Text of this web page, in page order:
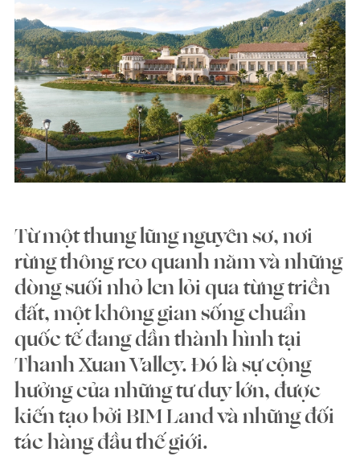
Từ một thung lũng nguyên sơ, nơi
rừng thông reo quanh năm và những
dòng suối nhỏ len lỏi qua từng triền
đất, một không gian sống chuẩn
quốc tế đang dần thành hình tại
Thanh Xuan Valley. Đó là sự cộng
hưởng của những tư duy lớn, được
kiến tạo bởi BIM Land và những đối
tác hàng đầu thế giới.